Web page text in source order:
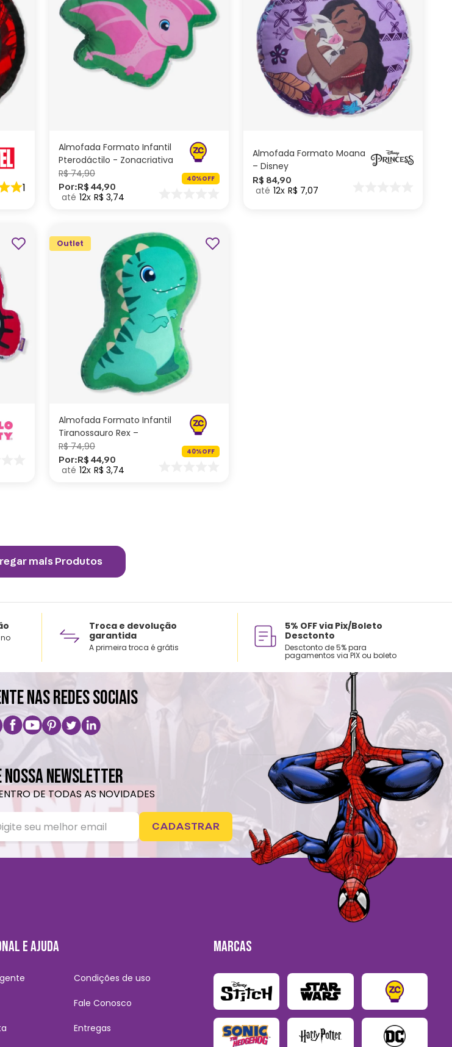
1
Almofada Formato Infantil
Pterodáctilo - Zonacriativa
R$ 74,90
Por:R$ 44,90
12 R$ 3,74
40%OFF
Almofada Formato Moana
– Disney
R$ 84,90
12 R$ 7,07
ADICIONAR AO
CARRINHO
Outlet
Almofada Formato Infantil
Tiranossauro Rex –
Zonacriativa
R$ 74,90
Por:R$ 44,90
12 R$ 3,74
40%OFF
ADICIONAR AO
CARRINHO
Troca e devolução
garantida
A primeira troca é grátis
5% OFF via Pix/Boleto
Desctonto
Desctonto de 5% para
pagamentos via PIX ou boleto
NAS REDES SOCIAIS
NEWSLETTER
DE TODAS AS NOVIDADES
CADASTRAR
E AJUDA
Condições de uso
Fale Conosco
Entregas
MARCAS